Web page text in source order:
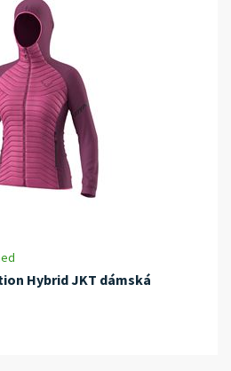
Hybrid JKT dámská